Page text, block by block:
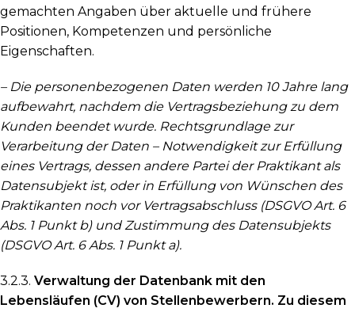
gemachten Angaben über aktuelle und frühere
Positionen, Kompetenzen und persönliche
Eigenschaften.
– Die personenbezogenen Daten werden 10 Jahre lang
aufbewahrt, nachdem die Vertragsbeziehung zu dem
Kunden beendet wurde. Rechtsgrundlage zur
Verarbeitung der Daten – Notwendigkeit zur Erfüllung
eines Vertrags, dessen andere Partei der Praktikant als
Datensubjekt ist, oder in Erfüllung von Wünschen des
Praktikanten noch vor Vertragsabschluss (DSGVO Art. 6
Abs. 1 Punkt b) und Zustimmung des Datensubjekts
(DSGVO Art. 6 Abs. 1 Punkt a).
3.2.3. Verwaltung der Datenbank mit den
Lebensläufen (CV) von Stellenbewerbern. Zu diesem